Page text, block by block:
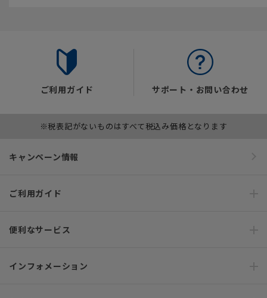
ご利用ガイド サポート・お問い合わせ
※税表記がないものはすべて税込み価格となります
キャンペーン情報
ご利用ガイド
便利なサービス
インフォメーション